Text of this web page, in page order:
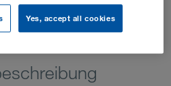
Yes, accept all cookies